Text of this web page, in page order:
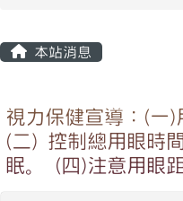
本站消息
視力保健宣導：(一)
(二) 控制總用眼時
眠。 (四)注意用眼